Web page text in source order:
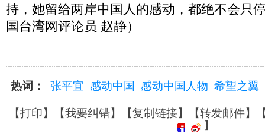
持，她留给两岸中国人的感动，都绝不会只
国台湾网评论员 赵静）
热词： 张平宜 感动中国 感动中国人物 希望之翼
【打印】【我要纠错】【复制链接】【转发邮件】
】